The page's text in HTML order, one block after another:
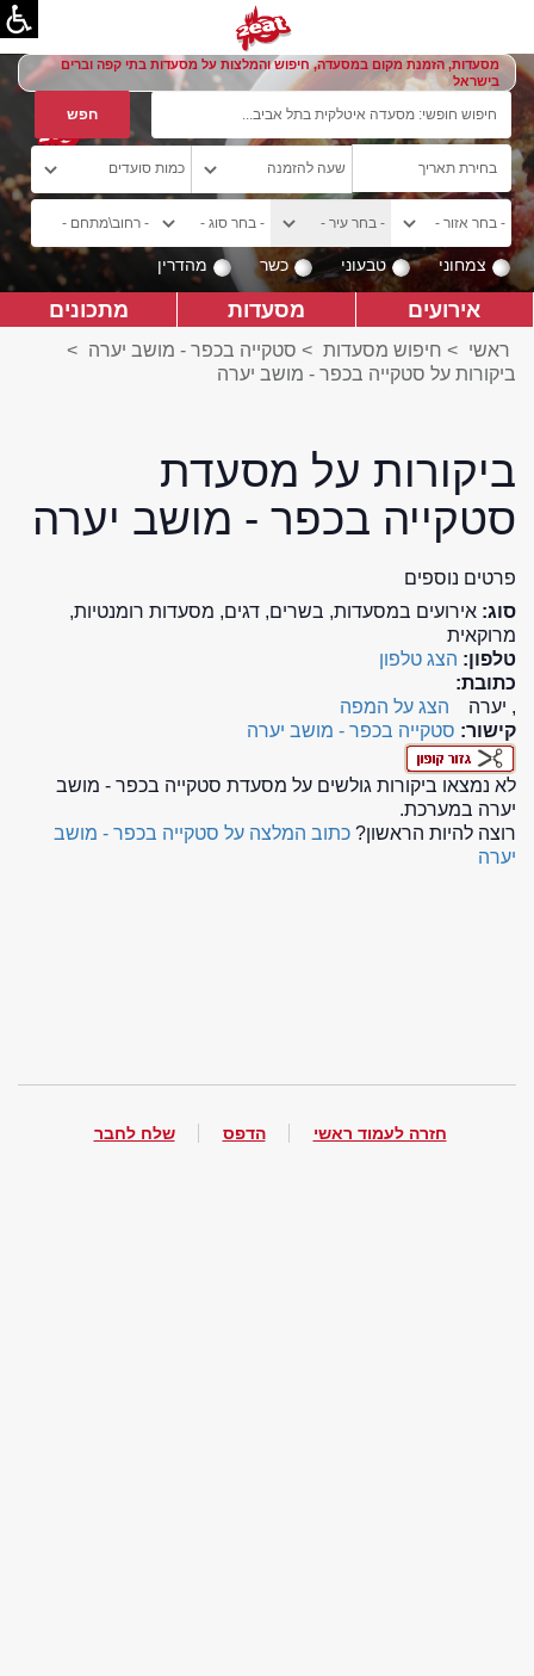
מסעדות, הזמנת מקום במסעדה, חיפוש והמלצות על מסעדות בתי קפה וברים
בישראל
צמחוני טבעוני כשר מהדרין
אירועים מסעדות מתכונים
ראשי > חיפוש מסעדות > סטקייה בכפר - מושב יערה >
ביקורות על סטקייה בכפר - מושב יערה
ביקורות על מסעדת
סטקייה בכפר - מושב יערה
פרטים נוספים
סוג: אירועים במסעדות, בשרים, דגים, מסעדות רומנטיות,
מרוקאית
טלפון: הצג טלפון
כתובת:
, יערה
הצג על המפה
קישור: סטקייה בכפר - מושב יערה
לא נמצאו ביקורות גולשים על מסעדת סטקייה בכפר - מושב
יערה במערכת.
רוצה להיות הראשון? כתוב המלצה על סטקייה בכפר - מושב
יערה
חזרה לעמוד ראשי הדפס שלח לחבר